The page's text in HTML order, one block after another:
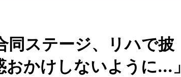
同ステージ、リハで披
かけしないように...」